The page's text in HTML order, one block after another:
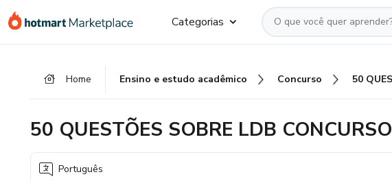
para
para
para
Categorias
Home Ensino e estudo acadêmico Concurso
50 QUESTÕES SOBRE LDB CONCURSO
Português